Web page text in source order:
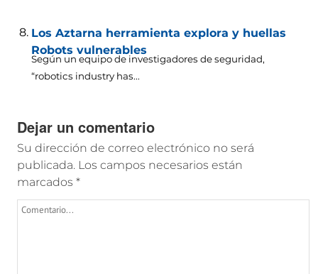
Los Aztarna herramienta explora y huellas
Robots vulnerables
Según un equipo de investigadores de seguridad,
“robotics industry has...
Dejar un comentario
Su dirección de correo electrónico no será
publicada. Los campos necesarios están
marcados *